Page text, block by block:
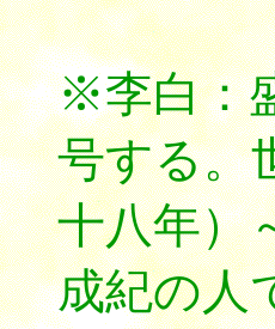
※李白：
号する。
十八年）
成紀の人